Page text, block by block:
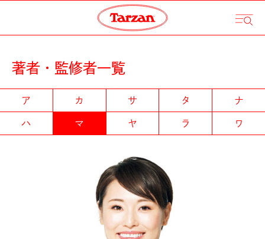
著者・監修者一覧
ア カ サ タ
ナ
ハ
マ ヤ ラ ワ